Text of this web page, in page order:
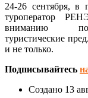
24-26 сентября,
туроператор
вниманию
туристические
и не только.
Подписывайтесь
Создано 13